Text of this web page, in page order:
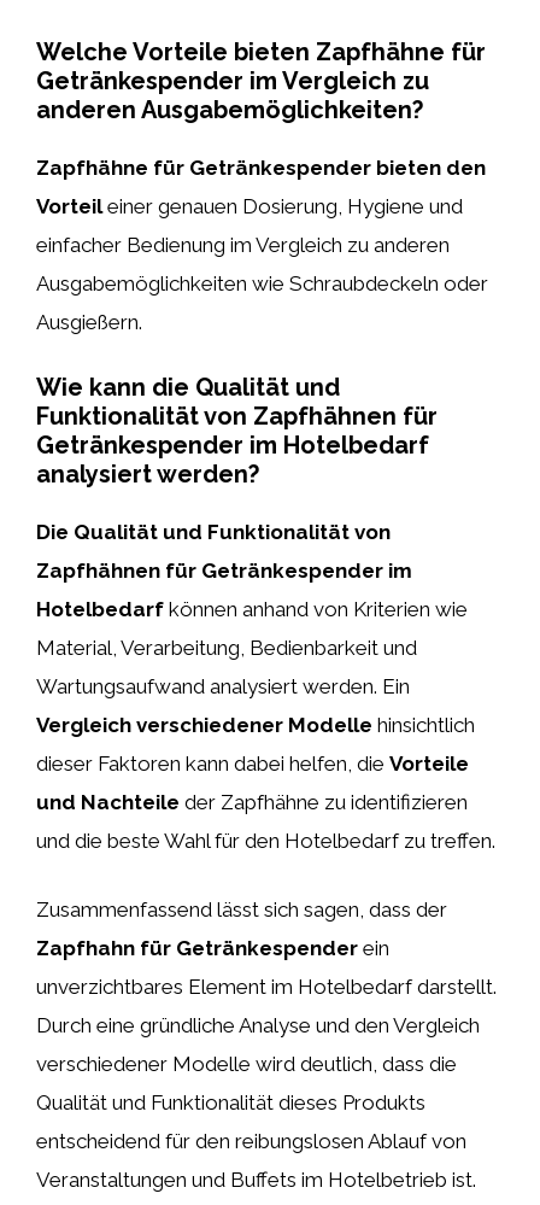
Welche Vorteile bieten Zapfhähne für
Getränkespender im Vergleich zu
anderen Ausgabemöglichkeiten?
Zapfhähne für Getränkespender bieten den
Vorteileiner genauen Dosierung, Hygiene und
einfacher Bedienung im Vergleich zu anderen
Ausgabemöglichkeiten wie Schraubdeckeln oder
Ausgießern.
Wie kann die Qualität und
Funktionalität von Zapfhähnen für
Getränkespender im Hotelbedarf
analysiert werden?
Die Qualität und Funktionalität von
Zapfhähnen für Getränkespender im
Hotelbedarf können anhand von Kriterien wie
Material, Verarbeitung, Bedienbarkeit und
Wartungsaufwand analysiert werden. Ein
Vergleich verschiedener Modelle hinsichtlich
dieser Faktoren kann dabei helfen, die Vorteile
und Nachteile der Zapfhähne zu identifizieren
und die beste Wahl für den Hotelbedarf zu treffen.
Zusammenfassend lässt sich sagen, dass der
Zapfhahn für Getränkespender ein
unverzichtbares Element im Hotelbedarf darstellt.
Durch eine gründliche Analyse und den Vergleich
verschiedener Modelle wird deutlich, dass die
Qualität und Funktionalität dieses Produkts
entscheidend für den reibungslosen Ablauf von
Veranstaltungen und Buffets im Hotelbetrieb ist.